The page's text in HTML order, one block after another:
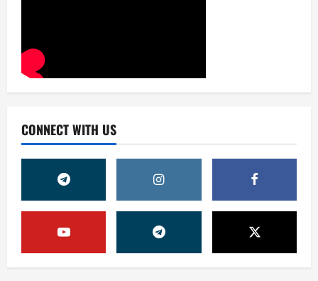
CONNECT WITH US
ОЛМАЛИҚ ШАҲАР САЙЛОВ
7 августа, 2026
Жамият
“ДОЛЗАРБ 40 КУНЛИК”: